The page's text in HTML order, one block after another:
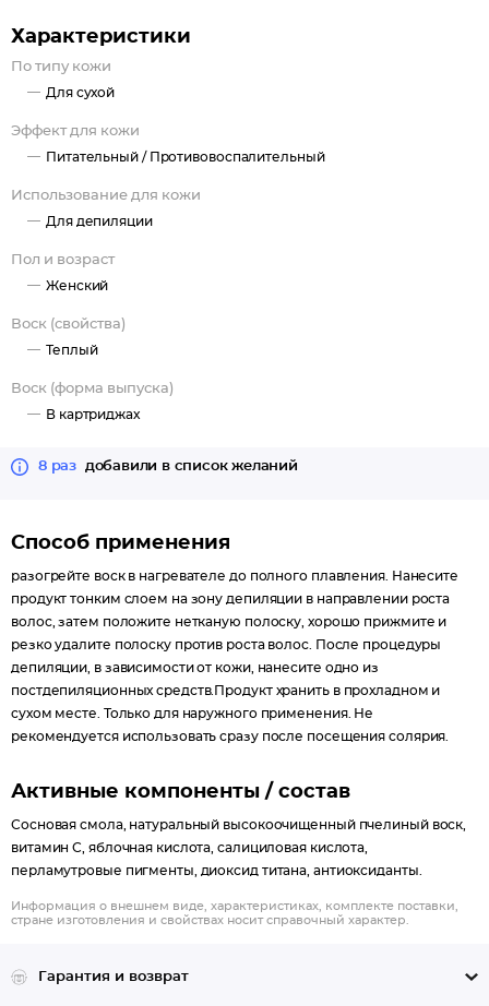
Характеристики
По типу кожи
Для сухой
Эффект для кожи
Питательный / Противовоспалительный
Использование для кожи
Для депиляции
Пол и возраст
Женский
Воск (свойства)
Теплый
Воск (форма выпуска)
В картриджах
8 раз добавили в список желаний
Способ применения
разогрейте воск в нагревателе до полного плавления. Нанесите
продукт тонким слоем на зону депиляции в направлении роста
волос, затем положите нетканую полоску, хорошо прижмите и
резко удалите полоску против роста волос. После процедуры
депиляции, в зависимости от кожи, нанесите одно из
постдепиляционных средств.Продукт хранить в прохладном и
сухом месте. Только для наружного применения. Не
рекомендуется использовать сразу после посещения солярия.
Активные компоненты / состав
Сосновая смола, натуральный высокоочищенный пчелиный воск,
витамин С, яблочная кислота, салициловая кислота,
перламутровые пигменты, диоксид титана, антиоксиданты.
Информация о внешнем виде, характеристиках, комплекте поставки,
стране изготовления и свойствах носит справочный характер.
Гарантия и возврат